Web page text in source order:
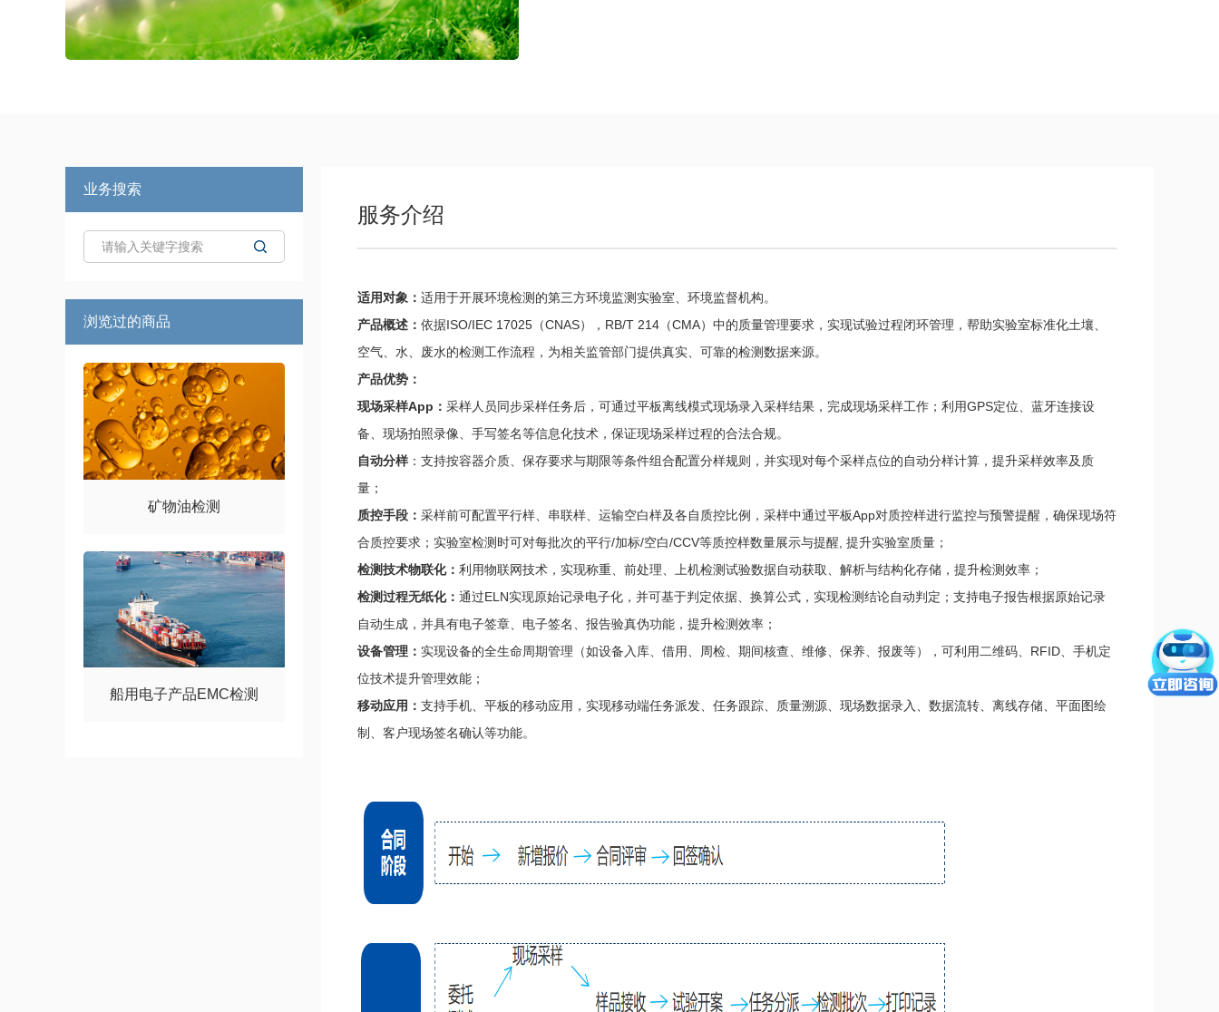
业务搜索
浏览过的商品
矿物油检测
船用电子产品EMC检测
服务介绍
适用对象： 适用于开展环境检测的第三方环境监测实验室、环境监督机构。
产品概述： 依据ISO/IEC 17025（CNAS），RB/T 214（CMA）中的质量管理要求，实现试验过程闭环管理，帮助实验室标准化土壤、
空气、水、废水的检测工作流程，为相关监管部门提供真实、可靠的检测数据来源。
产品优势：
现场采样App： 采样人员同步采样任务后，可通过平板离线模式现场录入采样结果，完成现场采样工作；利用GPS定位、蓝牙连接设
备、现场拍照录像、手写签名等信息化技术，保证现场采样过程的合法合规。
自动分样：支持按容器介质、保存要求与期限等条件组合配置分样规则，并实现对每个采样点位的自动分样计算，提升采样效率及质
量；
质控手段： 采样前可配置平行样、串联样、运输空白样及各自质控比例，采样中通过平板App对质控样进行监控与预警提醒，确保现场符
合质控要求；实验室检测时可对每批次的平行/加标/空白/CCV等质控样数量展示与提醒, 提升实验室质量；
检测技术物联化： 利用物联网技术，实现称重、前处理、上机检测试验数据自动获取、解析与结构化存储，提升检测效率；
检测过程无纸化： 通过ELN实现原始记录电子化，并可基于判定依据、换算公式，实现检测结论自动判定；支持电子报告根据原始记录
自动生成，并具有电子签章、电子签名、报告验真伪功能，提升检测效率；
设备管理： 实现设备的全生命周期管理（如设备入库、借用、周检、期间核查、维修、保养、报废等），可利用二维码、RFID、手机定
位技术提升管理效能；
移动应用： 支持手机、平板的移动应用，实现移动端任务派发、任务跟踪、质量溯源、现场数据录入、数据流转、离线存储、平面图绘
制、客户现场签名确认等功能。